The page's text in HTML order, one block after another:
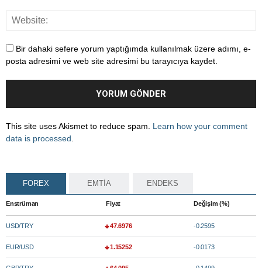
Bir dahaki sefere yorum yaptığımda kullanılmak üzere adımı, e-
posta adresimi ve web site adresimi bu tarayıcıya kaydet.
This site uses Akismet to reduce spam. Learn how your comment
data is processed
FOREX EMTİA ENDEKS
Enstrüman Fiyat Değişim (%)
USD/TRY 47.6976 -0.2595
EUR/USD 1.15252 -0.0173